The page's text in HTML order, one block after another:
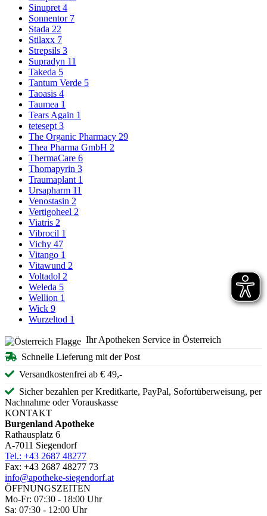
Sinupret 4
Sonnentor 7
Stada 22
Stilaxx 7
Strepsils 3
Supradyn 11
Takeda 5
Tantum Verde 5
Taoasis 4
Taumea 1
Tears Again 1
tetesept 3
The Organic Pharmacy 29
Thea Pharma GmbH 2
ThermaCare 6
Thomapyrin 3
Traumaplant 1
Ursapharm 11
Venostasin 2
Vertigoheel 2
Viatris 2
Vibrocil 1
Vichy 47
Vitango 1
Vitawund 2
Voltadol 2
Weleda 5
Wellion 1
Wick 9
Wurzeltod 1
Ihr Apotheken Service in Österreich
Schnelle Lieferung mit der Post
Versandkostenfrei ab € 49,-
Sicher bezahlen per Kreditkarte, PayPal, Sofortüberweisung, per
Nachnahme oder Vorauskasse
KONTAKT
Burgenland Apotheke
Rathausplatz 6
A-7011 Siegendorf
Tel.: +43 2687 48277
Fax: +43 2687 48277 73
info@apotheke-siegendorf.at
ÖFFNUNGSZEITEN
Mo-Fr: 07:30 - 18:00 Uhr
Sa: 07:30 - 12:00 Uhr